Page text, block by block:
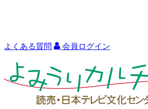
よくある質問 会員ログイン